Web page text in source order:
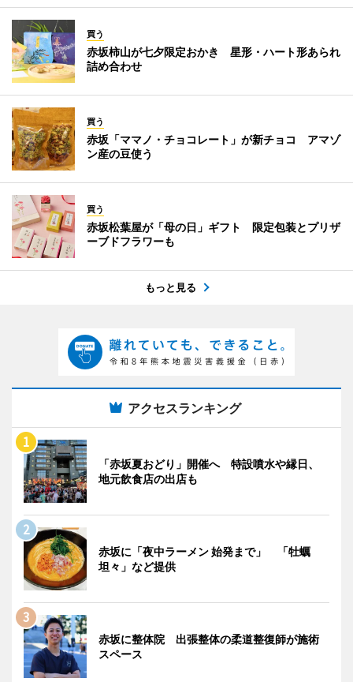
買う
赤坂柿山が七夕限定おかき 星形・ハート形あられ
詰め合わせ
買う
赤坂「ママノ・チョコレート」が新チョコ アマゾ
ン産の豆使う
買う
赤坂松葉屋が「母の日」ギフト 限定包装とプリザ
ーブドフラワーも
もっと見る
アクセスランキング
「赤坂夏おどり」開催へ 特設噴水や縁日、
地元飲食店の出店も
赤坂に「夜中ラーメン 始発まで」 「牡蠣
坦々」など提供
赤坂に整体院 出張整体の柔道整復師が施術
スペース